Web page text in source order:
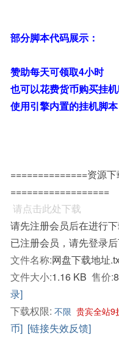
部分脚本代码展示：
赞助每天可领取4小时
也可以花费货币购买挂
使用引擎内置的挂机脚
==============资源
==================
请点击此处下载
请先注册会员后在进行
已注册会员，请先登录
文件名称:网盘下载地址
文件大小:1.16 KB 售价:
录]
下载权限: 不限 贵宾全站9
币] [链接失效反馈]